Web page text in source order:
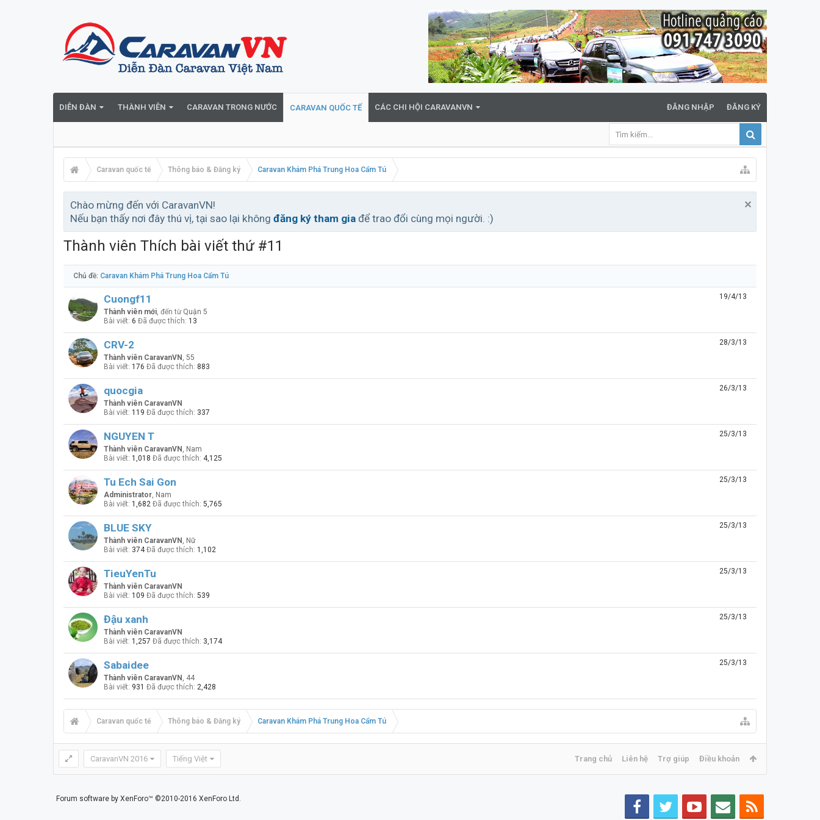
DIỄN ĐÀN THÀNH VIÊN CARAVAN TRONG NƯỚC CARAVAN QUỐC TẾ CÁC CHI HỘI CARAVANVN ĐĂNG NHẬP ĐĂNG KÝ
Caravan quốc tế Thông báo & Đăng ký Caravan Khám Phá Trung Hoa Cẩm Tú
Chào mừng đến với CaravanVN!
Nếu bạn thấy nơi đây thú vị, tại sao lại không đăng ký tham gia để trao đổi cùng mọi người. :)
Thành viên Thích bài viết thứ #11
Chủ đề: Caravan Khám Phá Trung Hoa Cẩm Tú
19/4/13
Cuongf11
Thành viên mới, đến từ Quận 5
Bài viết: 6 Đã được thích: 13
28/3/13
CRV-2
Thành viên CaravanVN , 55
Bài viết: 176 Đã được thích: 883
26/3/13
quocgia
Thành viên CaravanVN
Bài viết: 119 Đã được thích: 337
25/3/13
NGUYEN T
Thành viên CaravanVN , Nam
Bài viết: 1,018 Đã được thích: 4,125
25/3/13
Tu Ech Sai Gon
Administrator, Nam
Bài viết: 1,682 Đã được thích: 5,765
25/3/13
BLUE SKY
Thành viên CaravanVN , Nữ
Bài viết: 374 Đã được thích: 1,102
25/3/13
TieuYenTu
Thành viên CaravanVN
Bài viết: 109 Đã được thích: 539
25/3/13
Đậu xanh
Thành viên CaravanVN
Bài viết: 1,257 Đã được thích: 3,174
25/3/13
Sabaidee
Thành viên CaravanVN , 44
Bài viết: 931 Đã được thích: 2,428
Caravan quốc tế Thông báo & Đăng ký Caravan Khám Phá Trung Hoa Cẩm Tú
CaravanVN 2016 Tiếng Việt Trang chủ Liên hệ Trợ giúp Điều khoản
Forum software by XenForo™ ©2010-2016 XenForo Ltd.